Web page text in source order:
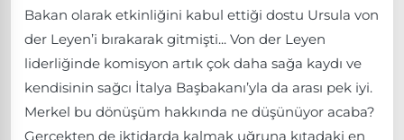
Bakan olarak etkinliğini kabul ettiği dostu Ursula von
der Leyen’i bırakarak gitmişti... Von der Leyen
liderliğinde komisyon artık çok daha sağa kaydı ve
kendisinin sağcı İtalya Başbakanı’yla da arası pek iyi.
Merkel bu dönüşüm hakkında ne düşünüyor acaba?
Gerçekten de iktidarda kalmak uğruna kıtadaki en